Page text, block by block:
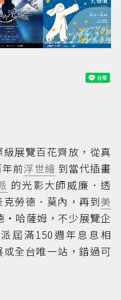
展覽百花齊放，從真
前浮世繪 到當代插畫
的光影大師威廉．透
勞德．莫內，再到美
・哈薩姆，不少展覽企
屆滿150週年息息相
全台唯一站，錯過可